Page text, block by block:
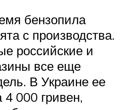
бензопила
с производства.
российские и
все еще
В Украине ее
4 000 гривен,